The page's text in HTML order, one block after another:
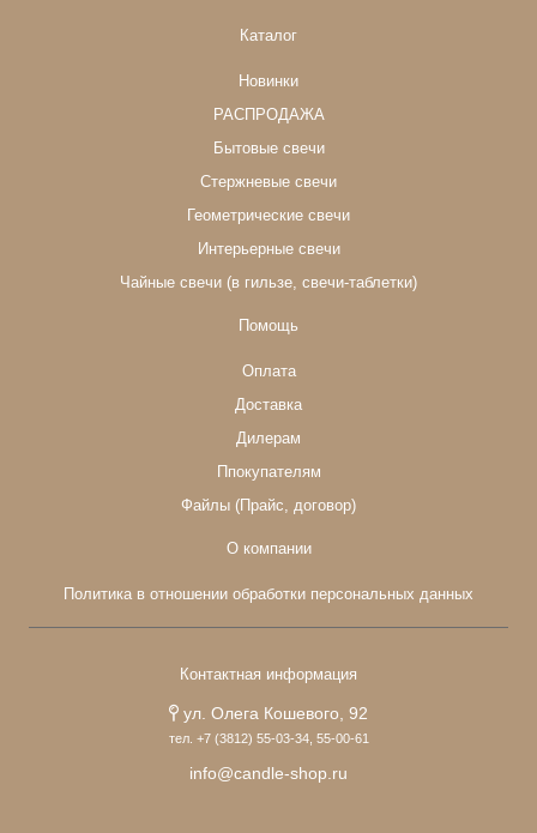
Каталог
Новинки
РАСПРОДАЖА
Бытовые свечи
Стержневые свечи
Геометрические свечи
Интерьерные свечи
Чайные свечи (в гильзе, свечи-таблетки)
Помощь
Оплата
Доставка
Дилерам
Ппокупателям
Файлы (Прайс, договор)
О компании
Политика в отношении обработки персональных данных
Контактная информация
ул. Олега Кошевого, 92
тел. +7 (3812) 55-03-34, 55-00-61
info@candle-shop.ru